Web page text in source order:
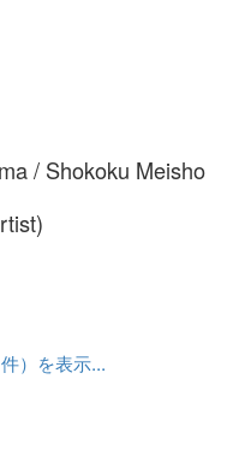
/ Shokoku Meisho
）を表示...